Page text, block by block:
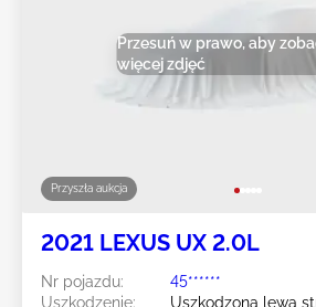
Przyszła aukcja
Przesuń w prawo, aby
więcej zdjęć
2021 LEXUS UX 2.0L
Nr pojazdu:
45******
Uszkodzenie:
Uszkodzona lewa